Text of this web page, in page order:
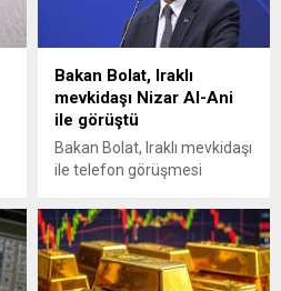
Bakan Bolat, Iraklı
mevkidaşı Nizar Al-Ani
ile görüştü
Bakan Bolat, Iraklı mevkidaşı
ile telefon görüşmesi
"Kalkınma Yolu Projesi başta
olmak üzere işbirliğinin daha
ileri seviyelere taşınması için
mutabık kaldık" ifadesini